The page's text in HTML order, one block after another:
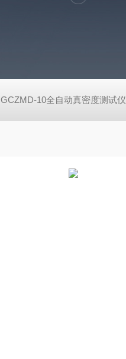
GCZMD-10全自动真密度测试仪